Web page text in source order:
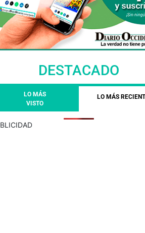
DESTACADO
LO MÁS
VISTO
LO MÁS